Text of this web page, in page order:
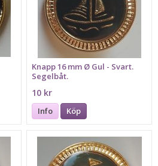
Knapp 16 mm Ø Gul - Svart.
Segelbåt.
10 kr
Info Köp